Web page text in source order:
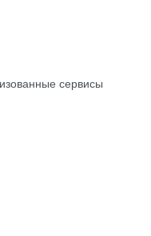
сервисы